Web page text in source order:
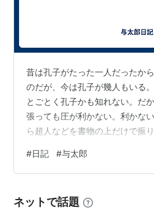
昔は孔子がたった一人だったか
のだが、今は孔子が幾人もいる
とごとく孔子かも知れない。だ
張っても圧が利かない。利かな
ら超人などを書物の上だけで振
っている。 - 夏目漱石『吾輩は
り） 現代はそれに加えて、そこ
平どころではありません。自分
#日記 #与太郎
ネットで話題